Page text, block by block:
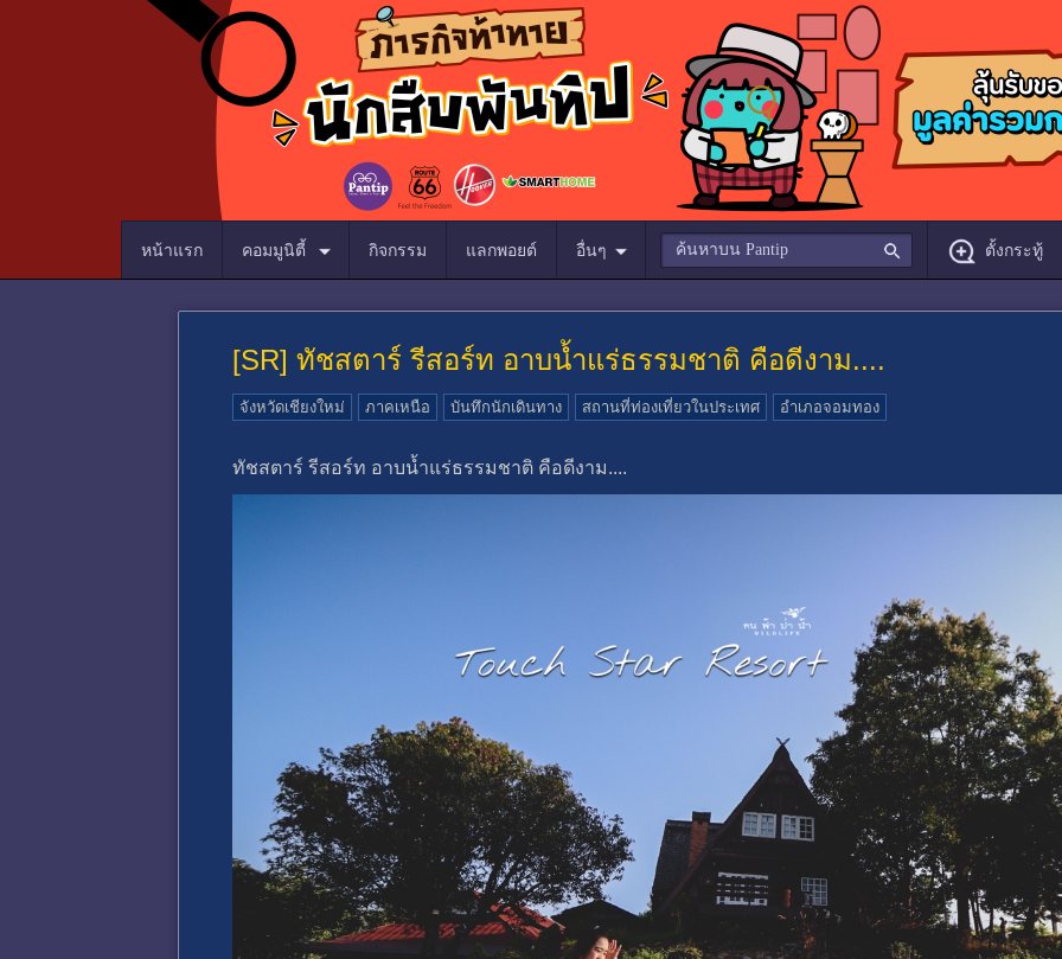
หน้าแรก คอมมูนิตี้ กิจกรรม แลกพอยต์ อื่นๆ ตั้งกระทู้
[SR] ทัชสตาร์ รีสอร์ท อาบน้ำแร่ธรรมชาติ คือดีงาม....
จังหวัดเชียงใหม่ ภาคเหนือ บันทึกนักเดินทาง สถานที่ท่องเที่ยวในประเทศ อำเภอจอมทอง
ทัชสตาร์ รีสอร์ท อาบน้ำแร่ธรรมชาติ คือดีงาม....